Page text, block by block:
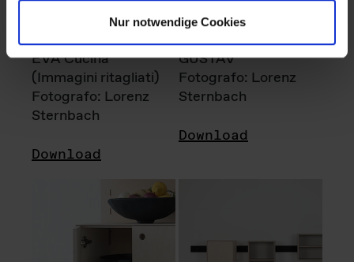
Nur notwendige Cookies
EVA Cucina
(Immagini ritagliati)
Fotografo: Lorenz
Sternbach
Download
GUSTAV
Fotografo: Lorenz
Sternbach
Download